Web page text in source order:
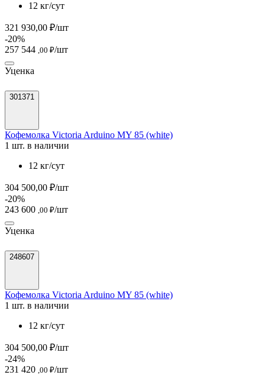
12 кг/сут
321 930,00 ₽/шт
-20%
257 544 ,00 ₽/шт
Уценка
301371
Кофемолка Victoria Arduino MY 85 (white)
1 шт. в наличии
12 кг/сут
304 500,00 ₽/шт
-20%
243 600 ,00 ₽/шт
Уценка
248607
Кофемолка Victoria Arduino MY 85 (white)
1 шт. в наличии
12 кг/сут
304 500,00 ₽/шт
-24%
231 420 ,00 ₽/шт